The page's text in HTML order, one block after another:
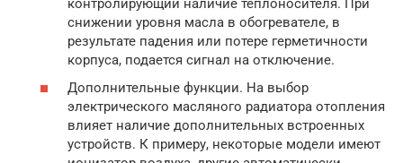
снижении уровня масла в обогревателе, в
результате падения или потере герметичности
корпуса, подается сигнал на отключение.
Дополнительные функции. На выбор
электрического масляного радиатора отопления
влияет наличие дополнительных встроенных
устройств. К примеру, некоторые модели имеют